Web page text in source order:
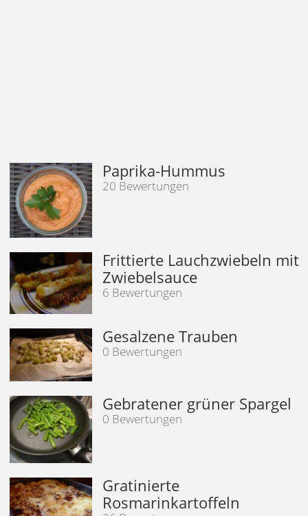
Paprika-Hummus
20 Bewertungen
Frittierte Lauchzwiebeln mit
Zwiebelsauce
6 Bewertungen
Gesalzene Trauben
0 Bewertungen
Gebratener grüner Spargel
0 Bewertungen
Gratinierte
Rosmarinkartoffeln